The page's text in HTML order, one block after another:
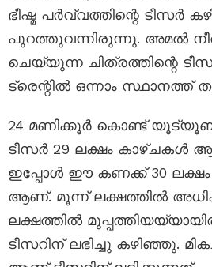
ഭീഷ്മ പർവ്വത്തിന്റെ ടീസർ
പുറത്തുവന്നിരുന്നു. അമൽ
ചെയ്യുന്ന ചിത്രത്തിന്റെ
ട്രെന്റിൽ ഒന്നാം
24 മണിക്കൂർ കൊണ്ട്
ടീസർ 29 ലക്ഷം കാഴ്ചകൾ
ഇപ്പോൾ ഈ കണക്ക് 30 ലക്ഷം
ആണ്. മൂന്ന് ലക്ഷത്തിൽ
ലക്ഷത്തിൽ
ടീസറിന് ലഭിച്ചു കഴിഞ്ഞു.